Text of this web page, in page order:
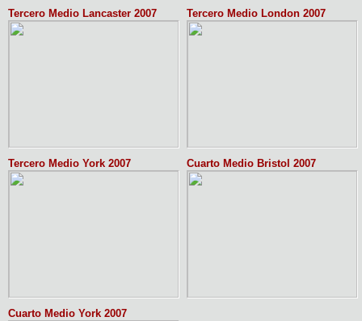
Tercero Medio Lancaster 2007 Tercero Medio London 2007
Tercero Medio York 2007 Cuarto Medio Bristol 2007
Cuarto Medio York 2007